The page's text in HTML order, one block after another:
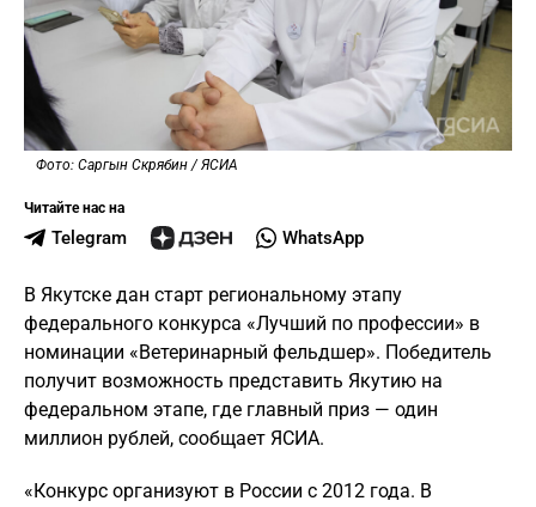
Фото: Саргын Скрябин / ЯСИА
Читайте нас на
Telegram WhatsApp
В Якутске дан старт региональному этапу
федерального конкурса «Лучший по профессии» в
номинации «Ветеринарный фельдшер». Победитель
получит возможность представить Якутию на
федеральном этапе, где главный приз — один
миллион рублей, сообщает ЯСИА.
«Конкурс организуют в России с 2012 года. В